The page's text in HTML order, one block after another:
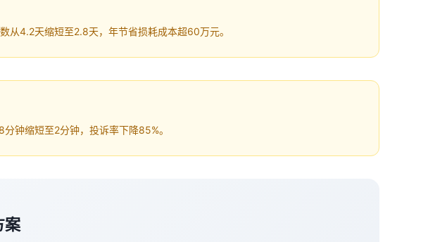
从4.2天缩短至2.8天，年节省损耗成本超60万元。
钟缩短至2分钟，投诉率下降85%。
案